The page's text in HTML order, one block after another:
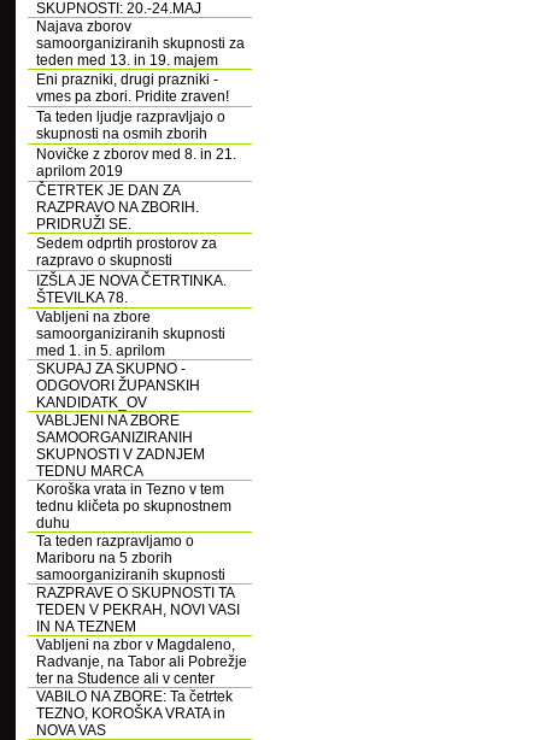
SKUPNOSTI: 20.-24.MAJ
Najava zborov
samoorganiziranih skupnosti za
teden med 13. in 19. majem
Eni prazniki, drugi prazniki -
vmes pa zbori. Pridite zraven!
Ta teden ljudje razpravljajo o
skupnosti na osmih zborih
Novičke z zborov med 8. in 21.
aprilom 2019
ČETRTEK JE DAN ZA
RAZPRAVO NA ZBORIH.
PRIDRUŽI SE.
Sedem odprtih prostorov za
razpravo o skupnosti
IZŠLA JE NOVA ČETRTINKA.
ŠTEVILKA 78.
Vabljeni na zbore
samoorganiziranih skupnosti
med 1. in 5. aprilom
SKUPAJ ZA SKUPNO -
ODGOVORI ŽUPANSKIH
KANDIDATK_OV
VABLJENI NA ZBORE
SAMOORGANIZIRANIH
SKUPNOSTI V ZADNJEM
TEDNU MARCA
Koroška vrata in Tezno v tem
tednu kličeta po skupnostnem
duhu
Ta teden razpravljamo o
Mariboru na 5 zborih
samoorganiziranih skupnosti
RAZPRAVE O SKUPNOSTI TA
TEDEN V PEKRAH, NOVI VASI
IN NA TEZNEM
Vabljeni na zbor v Magdaleno,
Radvanje, na Tabor ali Pobrežje
ter na Studence ali v center
VABILO NA ZBORE: Ta četrtek
TEZNO, KOROŠKA VRATA in
NOVA VAS